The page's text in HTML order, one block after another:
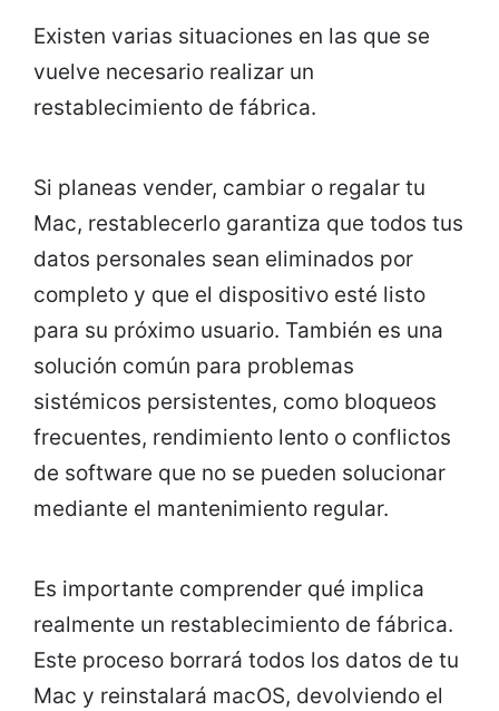
Existen varias situaciones en las que se
vuelve necesario realizar un
restablecimiento de fábrica.
Si planeas vender, cambiar o regalar tu
Mac, restablecerlo garantiza que todos tus
datos personales sean eliminados por
completo y que el dispositivo esté listo
para su próximo usuario. También es una
solución común para problemas
sistémicos persistentes, como bloqueos
frecuentes, rendimiento lento o conflictos
de software que no se pueden solucionar
mediante el mantenimiento regular.
Es importante comprender qué implica
realmente un restablecimiento de fábrica.
Este proceso borrará todos los datos de tu
Mac y reinstalará macOS, devolviendo el